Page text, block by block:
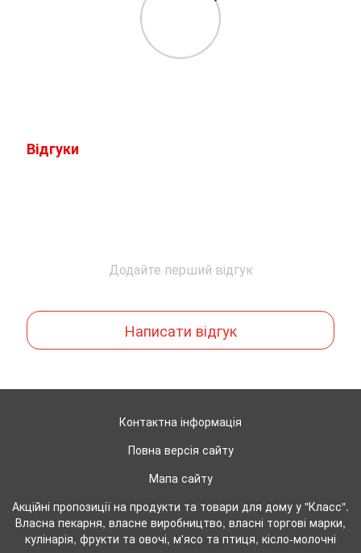
Відгуки
Додайте перший відгук
Написати відгук
Контактна інформація
Повна версія сайту
Мапа сайту
Акційні пропозиції на продукти та товари для дому у "Класс".
Власна пекарня, власне виробництво, власні торгові марки,
кулінарія, фрукти та овочі, м'ясо та птиця, кісло-молочні